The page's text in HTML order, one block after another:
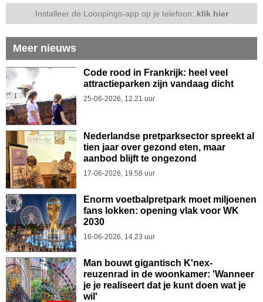
Installeer de Looopings-app op je telefoon: klik hier
Meer nieuws
Code rood in Frankrijk: heel veel
attractieparken zijn vandaag dicht
25-06-2026, 12.21 uur
Nederlandse pretparksector spreekt al
tien jaar over gezond eten, maar
aanbod blijft te ongezond
17-06-2026, 19.58 uur
Enorm voetbalpretpark moet miljoenen
fans lokken: opening vlak voor WK
2030
16-06-2026, 14.23 uur
Man bouwt gigantisch K'nex-
reuzenrad in de woonkamer: 'Wanneer
je je realiseert dat je kunt doen wat je
wil'